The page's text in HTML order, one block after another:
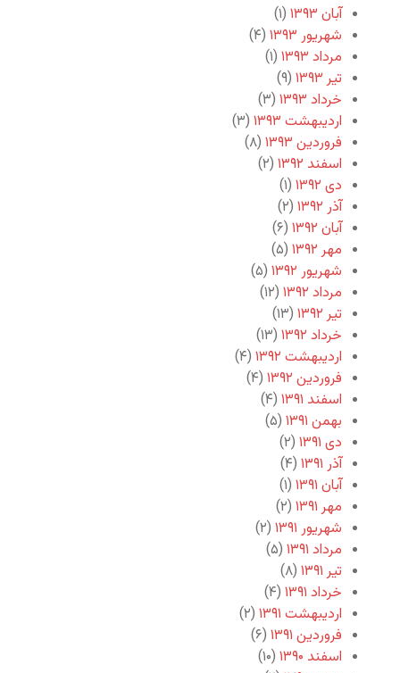
آبان ۱۳۹۳
(۱)
شهریور ۱۳۹۳
(۴)
مرداد ۱۳۹۳
(۱)
تیر ۱۳۹۳
(۹)
خرداد ۱۳۹۳
(۳)
اردیبهشت ۱۳۹۳
(۳)
فروردین ۱۳۹۳
(۸)
اسفند ۱۳۹۲
(۲)
دی ۱۳۹۲
(۱)
آذر ۱۳۹۲
(۲)
آبان ۱۳۹۲
(۶)
مهر ۱۳۹۲
(۵)
شهریور ۱۳۹۲
(۵)
مرداد ۱۳۹۲
(۱۲)
تیر ۱۳۹۲
(۱۳)
خرداد ۱۳۹۲
(۱۳)
اردیبهشت ۱۳۹۲
(۴)
فروردین ۱۳۹۲
(۴)
اسفند ۱۳۹۱
(۴)
بهمن ۱۳۹۱
(۵)
دی ۱۳۹۱
(۲)
آذر ۱۳۹۱
(۴)
آبان ۱۳۹۱
(۱)
مهر ۱۳۹۱
(۲)
شهریور ۱۳۹۱
(۲)
مرداد ۱۳۹۱
(۵)
تیر ۱۳۹۱
(۸)
خرداد ۱۳۹۱
(۴)
اردیبهشت ۱۳۹۱
(۲)
فروردین ۱۳۹۱
(۶)
اسفند ۱۳۹۰
(۱۰)